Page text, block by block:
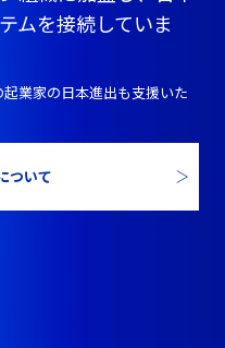
ムを接続していま
業家の日本進出も支援いた
ついて